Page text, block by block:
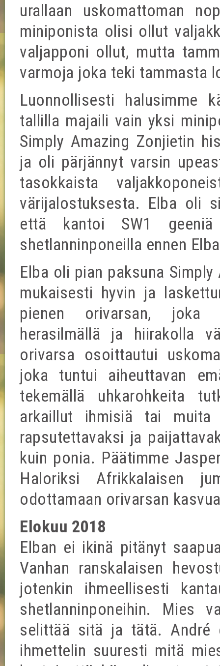
urallaan uskomattoman
miniponista olisi ollut
valjapponi ollut, mutta
varmoja joka teki tammasta
Luonnollisesti halusimme
tallilla majaili vain yksi
Simply Amazing Zonjietin
ja oli pärjännyt varsin
tasokkaista
värijalostuksesta. Elba oli
että kantoi SW1
shetlanninponeilla ennen
Elba oli pian paksuna
mukaisesti hyvin ja
pienen orivarsan, joka
herasilmällä ja hiirakolla
orivarsa osoittautui
joka tuntui aiheuttavan
tekemällä uhkarohkeita
arkaillut ihmisiä tai
rapsutettavaksi ja
kuin ponia. Päätimme
Haloriksi Afrikkalaisen
odottamaan orivarsan
Elokuu 2018
Elban ei ikinä pitänyt
Vanhan ranskalaisen
jotenkin ihmeellisesti
shetlanninponeihin. Mies
selittää sitä ja tätä. André
ihmettelin suuresti mitä